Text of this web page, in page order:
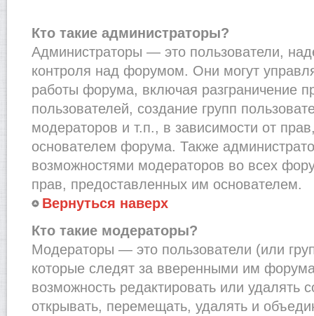
Кто такие администраторы?
Администраторы — это пользователи,
контроля над форумом. Они могут
работы форума, включая разграничение
пользователей, создание групп
модераторов и т.п., в зависимости от
основателем форума. Также
возможностями модераторов во всех
прав, предоставленных им основателем.
Вернуться наверх
Кто такие модераторы?
Модераторы — это пользователи (или
которые следят за вверенными им
возможность редактировать или удалять
открывать, перемещать, удалять и